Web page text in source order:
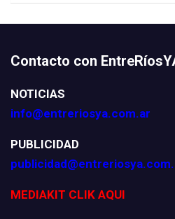
Contacto con
NOTICIAS
info@entreriosya.com.ar
PUBLICIDAD
MEDIAKIT CLIK AQUI